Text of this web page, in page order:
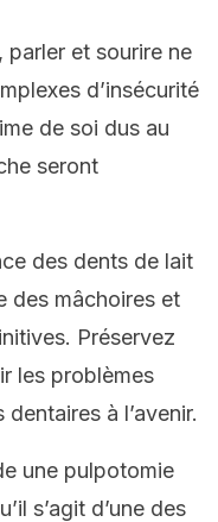
parler et sourire ne
d’insécurité
de soi dus au
seront
des dents de lait
des mâchoires et
Préservez
les problèmes
à l’avenir.
une pulpotomie
s’agit d’une des